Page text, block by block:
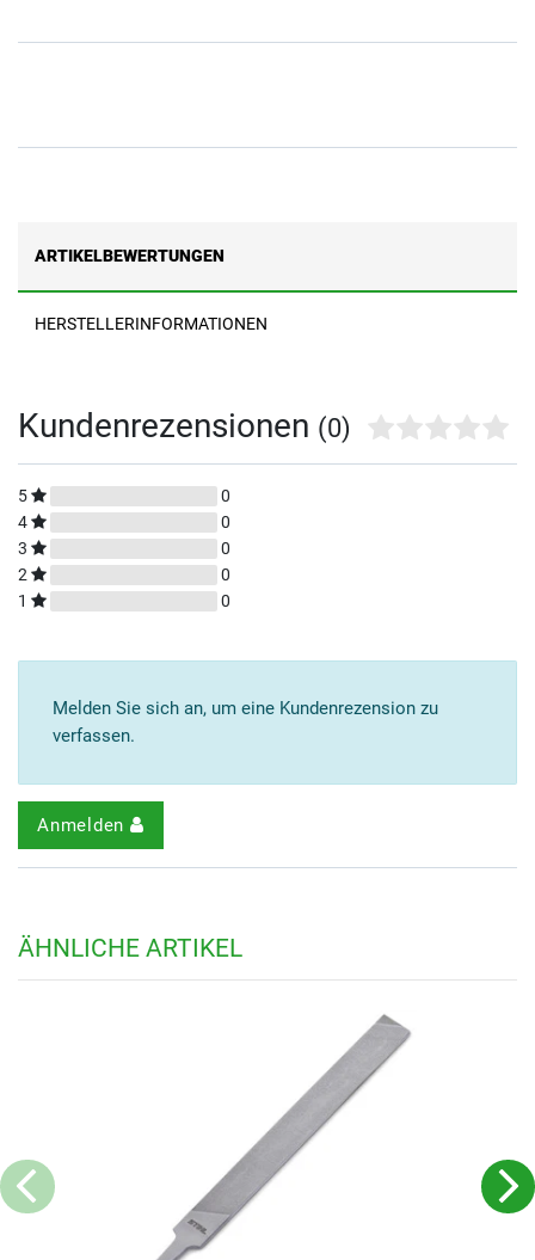
ARTIKELBEWERTUNGEN
HERSTELLERINFORMATIONEN
Kundenrezensionen (0)
5
0
4
0
3
0
2
0
1
0
Melden Sie sich an, um eine Kundenrezension zu
verfassen.
Anmelden
ÄHNLICHE ARTIKEL